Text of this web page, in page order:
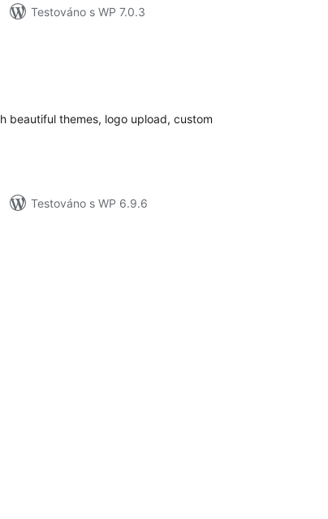
Testováno s WP 7.0.3
beautiful themes, logo upload, custom
Testováno s WP 6.9.6